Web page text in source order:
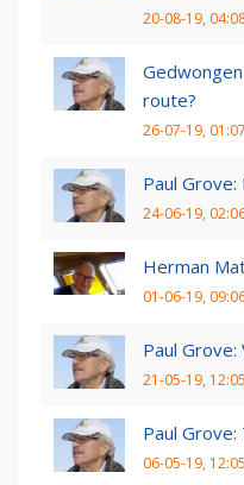
20-08-19,
route?
26-07-19, 01:07
Paul Grove:
24-06-19,
Herman
01-06-19,
Paul
21-05-19, 12:05
Paul
06-05-19, 12:05